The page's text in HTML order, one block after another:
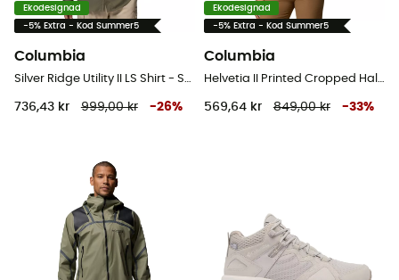
Ekodesignad
-5% Extra - Kod Summer5
Columbia
Silver Ridge Utility II LS Shirt - Skjorta - Herr
736,43 kr 999,00 kr -26%
Ekodesignad
-5% Extra - Kod Summer5
Columbia
Helvetia II Printed Cropped Half Snap - Fleecetröjor - Dam
569,64 kr 849,00 kr -33%